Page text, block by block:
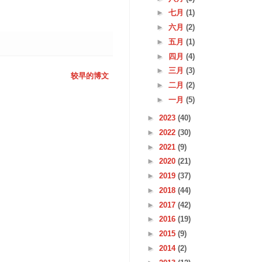
较早的博文
► 七月 (1)
► 六月 (2)
► 五月 (1)
► 四月 (4)
► 三月 (3)
► 二月 (2)
► 一月 (5)
► 2023 (40)
► 2022 (30)
► 2021 (9)
► 2020 (21)
► 2019 (37)
► 2018 (44)
► 2017 (42)
► 2016 (19)
► 2015 (9)
► 2014 (2)